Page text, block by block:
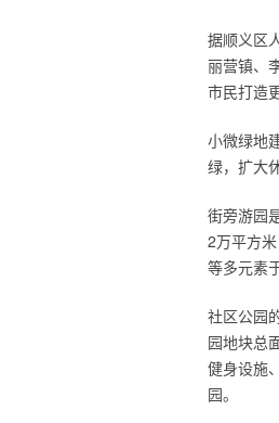
据顺义区
丽营镇、
市民打造
小微绿地
绿，扩大
街旁游园
2万平方
等多元素
社区公园
园地块总
健身设施
园。